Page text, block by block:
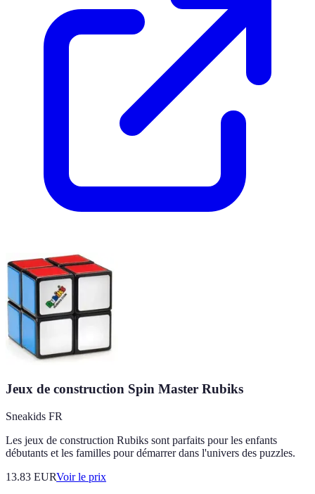
Jeux de construction Spin Master Rubiks
Sneakids FR
Les jeux de construction Rubiks sont parfaits pour les enfants
débutants et les familles pour démarrer dans l'univers des puzzles.
13.83 EURVoir le prix